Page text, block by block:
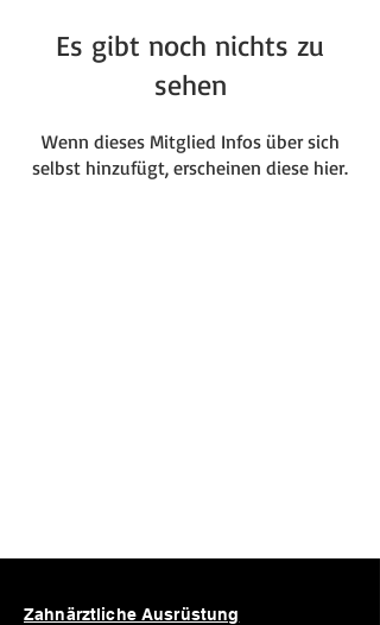
Es gibt noch nichts zu
sehen
Wenn dieses Mitglied Infos über sich
selbst hinzufügt, erscheinen diese hier.
Zahnärztliche Ausrüstung